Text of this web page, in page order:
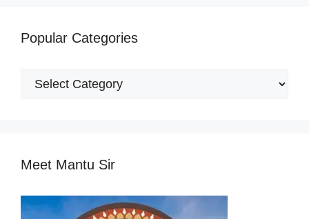
Popular Categories
Popular
Meet Mantu Sir